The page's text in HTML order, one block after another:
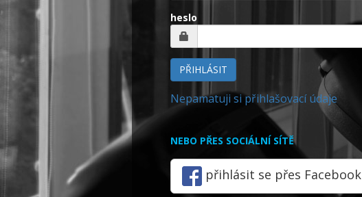
heslo
PŘIHLÁSIT
Nepamatuji si přihlašovací údaje
NEBO PŘES SOCIÁLNÍ SÍTĚ
přihlásit se přes Facebook